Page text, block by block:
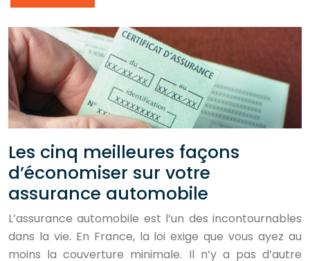
Les cinq meilleures façons
d’économiser sur votre
assurance automobile
L’assurance automobile est l’un des incontournables
dans la vie. En France, la loi exige que vous ayez au
moins la couverture minimale. Il n’y a pas d’autre